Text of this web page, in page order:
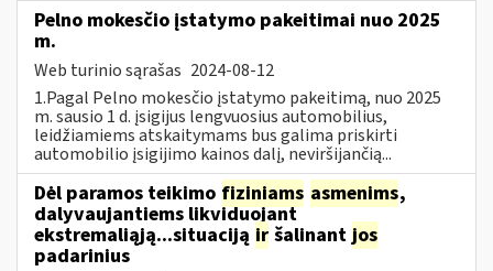
Pelno mokesčio įstatymo pakeitimai nuo 2025
m.
Web turinio sąrašas 2024-08-12
1.Pagal Pelno mokesčio įstatymo pakeitimą, nuo 2025
m. sausio 1 d. įsigijus lengvuosius automobilius,
leidžiamiems atskaitymams bus galima priskirti
automobilio įsigijimo kainos dalį, neviršijančią...
Dėl paramos teikimo fiziniams asmenims,
dalyvaujantiems likviduojant
ekstremaliąją...situaciją ir šalinant jos
padarinius